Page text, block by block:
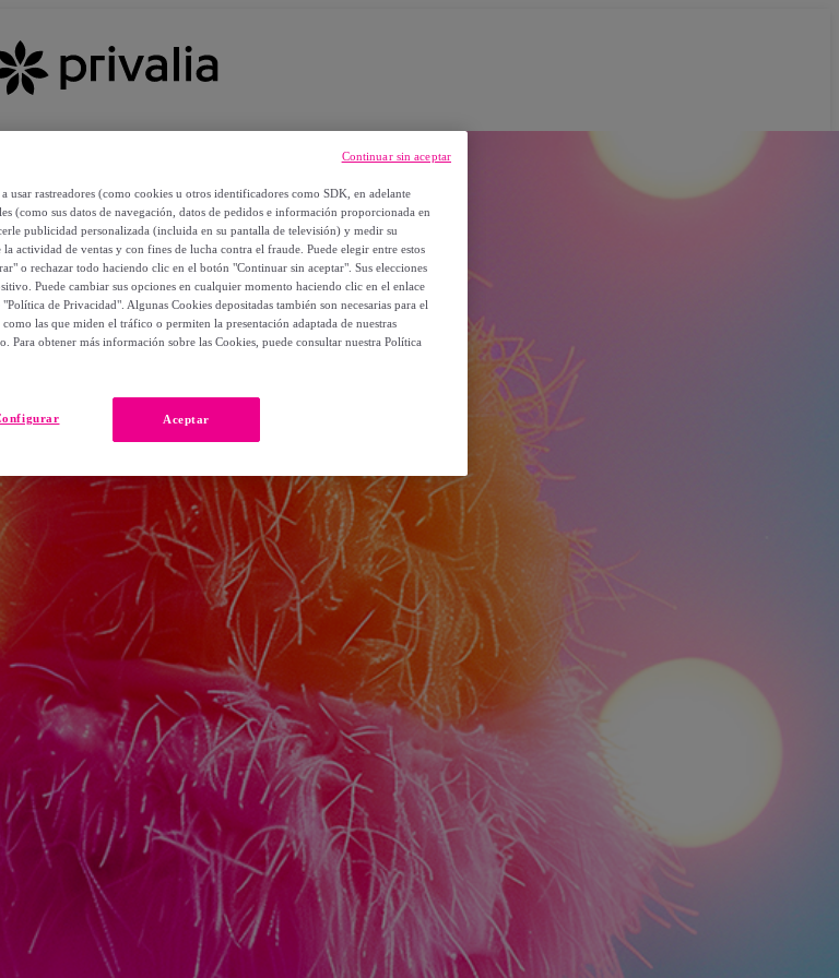
usar rastreadores (como cookies u otros identificadores como SDK, en adelante
(como sus datos de navegación, datos de pedidos e información proporcionada en
publicidad personalizada (incluida en su pantalla de televisión) y medir su
actividad de ventas y con fines de lucha contra el fraude. Puede elegir entre estos
o rechazar todo haciendo clic en el botón "Continuar sin aceptar". Sus elecciones
Puede cambiar sus opciones en cualquier momento haciendo clic en el enlace
de Privacidad". Algunas Cookies depositadas también son necesarias para el
las que miden el tráfico o permiten la presentación adaptada de nuestras
Para obtener más información sobre las Cookies, puede consultar nuestra Política
Aceptar
Continuar sin aceptar